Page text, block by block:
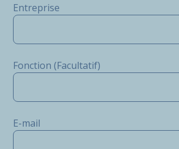
Entreprise
Fonction (Facultatif)
E-mail